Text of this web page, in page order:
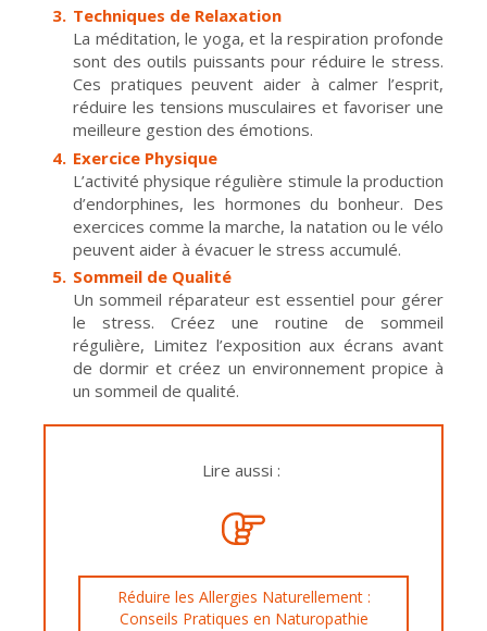
Techniques de Relaxation
La méditation, le yoga, et la respiration profonde
sont des outils puissants pour réduire le stress.
Ces pratiques peuvent aider à calmer l’esprit,
réduire les tensions musculaires et favoriser une
meilleure gestion des émotions.
Exercice Physique
L’activité physique régulière stimule la production
d’endorphines, les hormones du bonheur. Des
exercices comme la marche, la natation ou le vélo
peuvent aider à évacuer le stress accumulé.
Sommeil de Qualité
Un sommeil réparateur est essentiel pour gérer
le stress. Créez une routine de sommeil
régulière, Limitez l’exposition aux écrans avant
de dormir et créez un environnement propice à
un sommeil de qualité.
Lire aussi :
Réduire les Allergies Naturellement :
Conseils Pratiques en Naturopathie